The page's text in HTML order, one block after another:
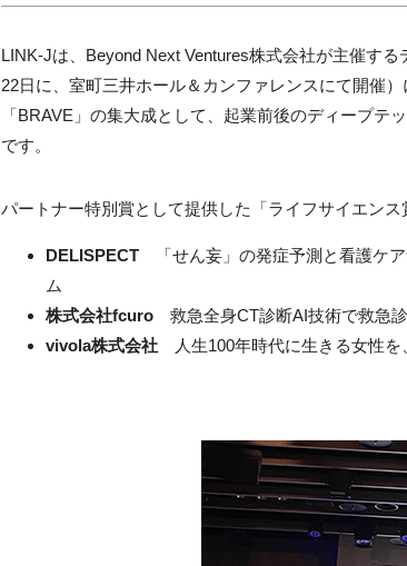
LINK-Jは、 Beyond Next Ventures株式会社が主催する
22日に、室町三井ホール＆カンファレンスにて開催
「BRAVE 」の集大成として、起業前後のディープテ
です。
パートナー特別賞として提供した「ライフサイエンス
DELISPECT 「せん妄」の発症予測と看護ケ
ム
株式会社fcuro 救急全身CT診断AI技術で救急
vivola株式会社 人生100年時代に生きる女性